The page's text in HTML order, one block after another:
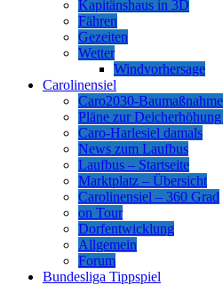
Kapitänshaus in 3D
Fähren
Gezeiten
Wetter
Windvorhersage
Carolinensiel
Caro2030-
Pläne zur
Caro-Harlesiel damals
News zum Laufbus
Laufbus – Startseite
Marktplatz – Übersicht
Carolinensiel – 360 Grad
on Tour
Dorfentwicklung
Allgemein
Forum
Bundesliga Tippspiel